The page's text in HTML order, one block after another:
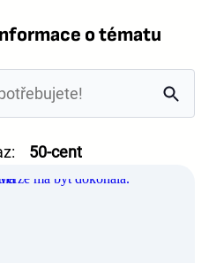
o tématu
50-cent